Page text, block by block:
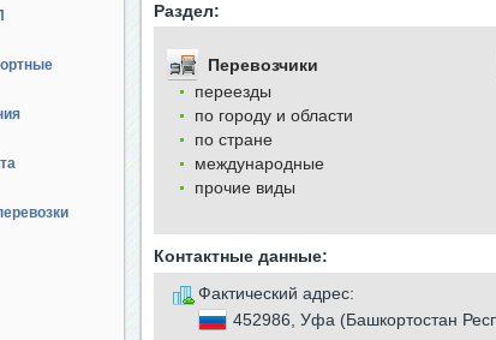
Раздел:
Перевозчики
переезды
по городу и области
по стране
международные
прочие виды
Контактные данные:
Фактический адрес:
452986, Уфа (Башкортостан